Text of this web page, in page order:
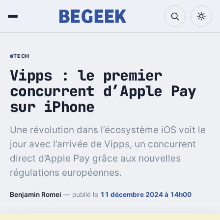
TECH
Vipps : le premier
concurrent d’Apple Pay
sur iPhone
Une révolution dans l’écosystème iOS voit le
jour avec l’arrivée de Vipps, un concurrent
direct d’Apple Pay grâce aux nouvelles
régulations européennes.
Benjamin Romei — publié le 11 décembre 2024 à 14h00